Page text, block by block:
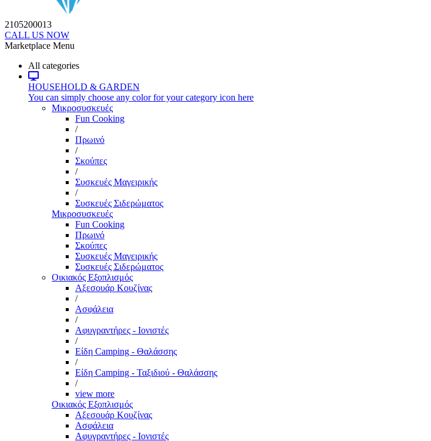
2105200013
CALL US NOW
Marketplace Menu
All categories
HOUSEHOLD & GARDEN
You can simply choose any color for your category icon here
Μικροσυσκευές
Fun Cooking
/
Πρωινό
/
Σκούπες
/
Συσκευές Μαγειρικής
/
Συσκευές Σιδερώματος
Μικροσυσκευές
Fun Cooking
Πρωινό
Σκούπες
Συσκευές Μαγειρικής
Συσκευές Σιδερώματος
Οικιακός Εξοπλισμός
Αξεσουάρ Κουζίνας
/
Ασφάλεια
/
Αφυγραντήρες - Ιονιστές
/
Είδη Camping - Θαλάσσης
/
Είδη Camping - Ταξιδιού - Θαλάσσης
/
view more
Οικιακός Εξοπλισμός
Αξεσουάρ Κουζίνας
Ασφάλεια
Αφυγραντήρες - Ιονιστές